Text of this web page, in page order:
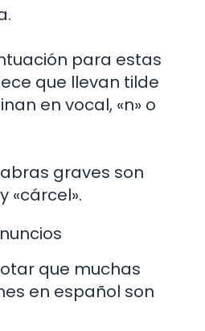
para estas
que llevan tilde
en vocal, «n» o
graves son
«cárcel».
que muchas
en español son